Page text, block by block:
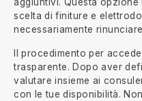
scelta di finiture e
necessariamente
Il procedimento per
trasparente. Dopo aver
valutare insieme ai
con le tue disponibilità.